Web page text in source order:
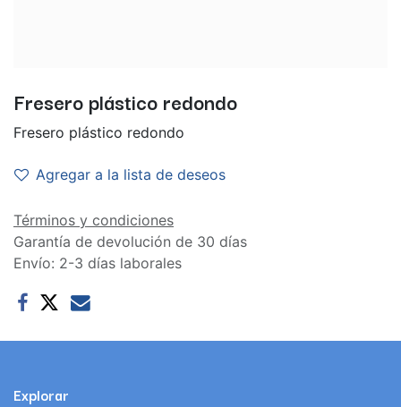
Fresero plástico redondo
Fresero plástico redondo
Agregar a la lista de deseos
Términos y condiciones
Garantía de devolución de 30 días
Envío: 2-3 días laborales
Explorar